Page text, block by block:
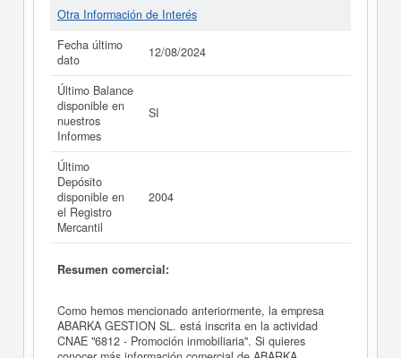
Otra Información de Interés
Fecha último
dato
12/08/2024
Último Balance
disponible en
nuestros
Informes
SI
Último
Depósito
disponible en
el Registro
Mercantil
2004
Resumen comercial:
Como hemos mencionado anteriormente, la empresa
ABARKA GESTION SL. está inscrita en la actividad
CNAE "6812 - Promoción inmobiliaria". Si quieres